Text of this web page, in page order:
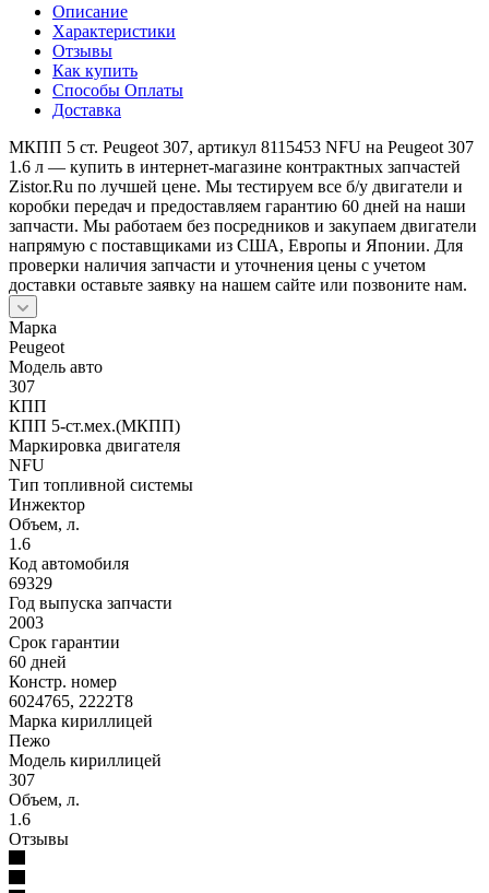
Описание
Характеристики
Отзывы
Как купить
Способы Оплаты
Доставка
МКПП 5 ст. Peugeot 307, артикул 8115453 NFU на Peugeot 307
1.6 л — купить в интернет-магазине контрактных запчастей
Zistor.Ru по лучшей цене. Мы тестируем все б/у двигатели и
коробки передач и предоставляем гарантию 60 дней на наши
запчасти. Мы работаем без посредников и закупаем двигатели
напрямую с поставщиками из США, Европы и Японии. Для
проверки наличия запчасти и уточнения цены с учетом
доставки оставьте заявку на нашем сайте или позвоните нам.
Марка
Peugeot
Модель авто
307
КПП
КПП 5-ст.мех.(МКПП)
Маркировка двигателя
NFU
Тип топливной системы
Инжектор
Объем, л.
1.6
Код автомобиля
69329
Год выпуска запчасти
2003
Срок гарантии
60 дней
Констр. номер
6024765, 2222T8
Марка кириллицей
Пежо
Модель кириллицей
307
Объем, л.
1.6
Отзывы